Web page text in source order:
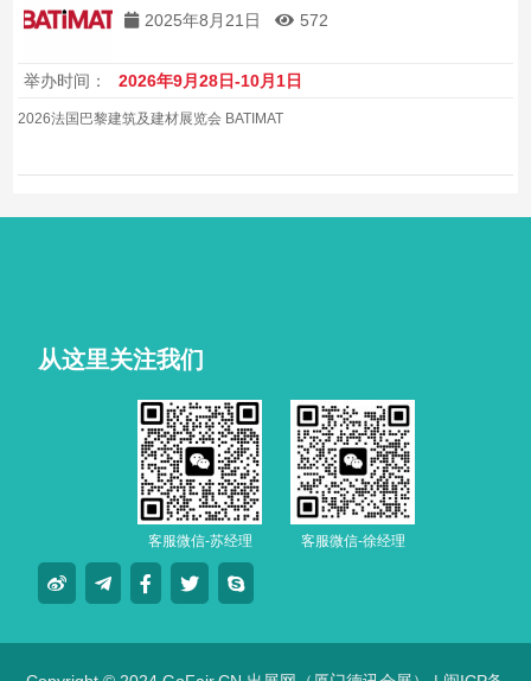
2025年8月21日 572
举办时间： 2026年9月28日-10月1日
2026法国巴黎建筑及建材展览会 BATIMAT
从这里关注我们
客服微信-苏经理 客服微信-徐经理